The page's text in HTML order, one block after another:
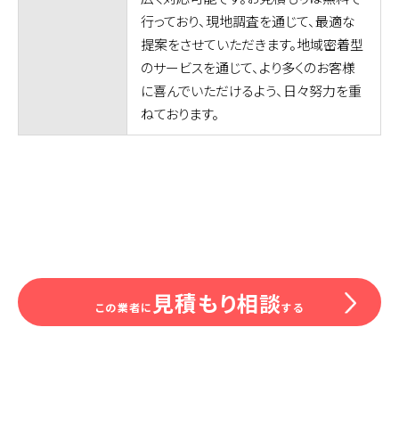
行っており、現地調査を通じて、最適な
提案をさせていただきます。地域密着型
のサービスを通じて、より多くのお客様
に喜んでいただけるよう、日々努力を重
ねております。
この業者に 見積もり相談する